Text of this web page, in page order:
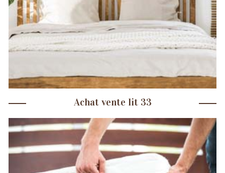
Achat vente lit 33